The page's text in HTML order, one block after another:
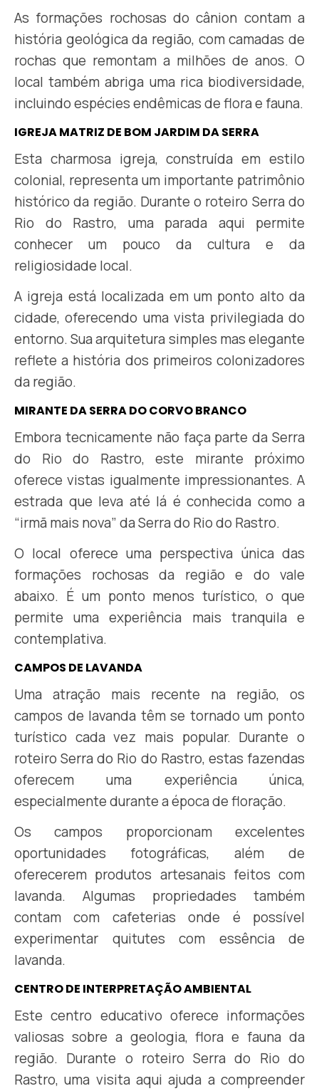
As formações rochosas do cânion contam a
história geológica da região, com camadas de
rochas que remontam a milhões de anos. O
local também abriga uma rica biodiversidade,
incluindo espécies endêmicas de flora e fauna.
IGREJA MATRIZ DE BOM JARDIM DA SERRA
Esta charmosa igreja, construída em estilo
colonial, representa um importante patrimônio
histórico da região. Durante o roteiro Serra do
Rio do Rastro, uma parada aqui permite
conhecer um pouco da cultura e da
religiosidade local.
A igreja está localizada em um ponto alto da
cidade, oferecendo uma vista privilegiada do
entorno. Sua arquitetura simples mas elegante
reflete a história dos primeiros colonizadores
da região.
MIRANTE DA SERRA DO CORVO BRANCO
Embora tecnicamente não faça parte da Serra
do Rio do Rastro, este mirante próximo
oferece vistas igualmente impressionantes. A
estrada que leva até lá é conhecida como a
“irmã mais nova” da Serra do Rio do Rastro.
O local oferece uma perspectiva única das
formações rochosas da região e do vale
abaixo. É um ponto menos turístico, o que
permite uma experiência mais tranquila e
contemplativa.
CAMPOS DE LAVANDA
Uma atração mais recente na região, os
campos de lavanda têm se tornado um ponto
turístico cada vez mais popular. Durante o
roteiro Serra do Rio do Rastro, estas fazendas
oferecem uma experiência única,
especialmente durante a época de floração.
Os campos proporcionam excelentes
oportunidades fotográficas, além de
oferecerem produtos artesanais feitos com
lavanda. Algumas propriedades também
contam com cafeterias onde é possível
experimentar quitutes com essência de
lavanda.
CENTRO DE INTERPRETAÇÃO AMBIENTAL
Este centro educativo oferece informações
valiosas sobre a geologia, flora e fauna da
região. Durante o roteiro Serra do Rio do
Rastro, uma visita aqui ajuda a compreender